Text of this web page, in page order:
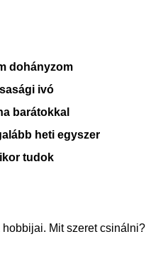
dohányzom
ivó
barátokkal
heti egyszer
tudok
hobbijai. Mit szeret csinálni?